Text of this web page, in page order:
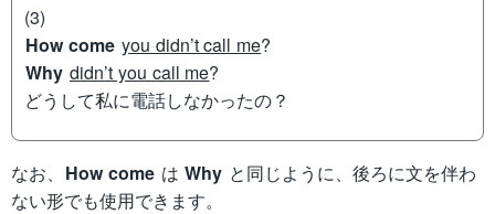
(3)
How come you didn’t call me?
Why didn’t you call me?
どうして私に電話しなかったの？
なお、 How come は Why と同じように、後ろに文を伴わ
ない形でも使用できます。